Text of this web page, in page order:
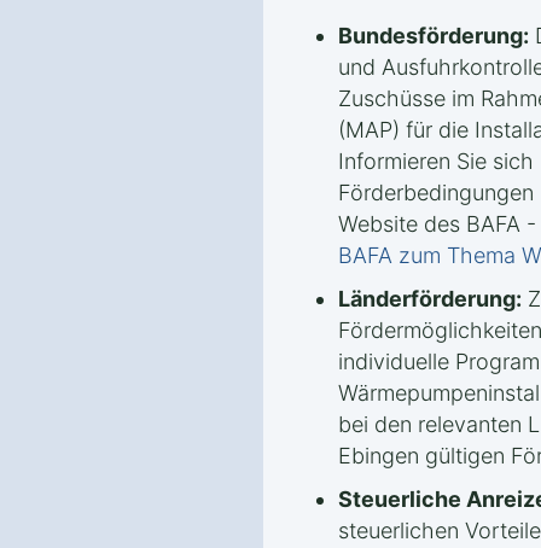
Bundesförderung:
und
Zuschüsse im
(MAP) für die
Informieren Sie
Website des BAFA
BAFA zum Thema
Länderförderung:
individuelle
bei den relevanten
Ebingen gültigen
Steuerliche
steuerlichen